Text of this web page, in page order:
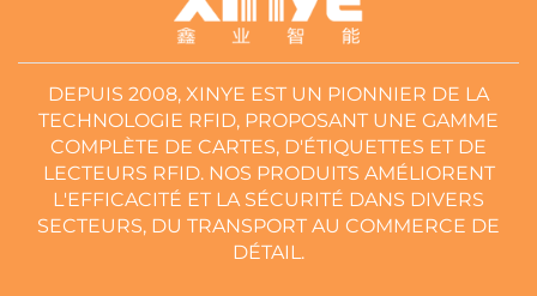
DEPUIS 2008, XINYE EST UN PIONNIER DE LA
TECHNOLOGIE RFID, PROPOSANT UNE GAMME
COMPLÈTE DE CARTES, D'ÉTIQUETTES ET DE
LECTEURS RFID. NOS PRODUITS AMÉLIORENT
L'EFFICACITÉ ET LA SÉCURITÉ DANS DIVERS
SECTEURS, DU TRANSPORT AU COMMERCE DE
DÉTAIL.